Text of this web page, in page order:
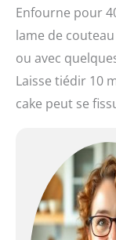
Enfourne pour
lame de
ou avec
Laisse tiédir 10
cake peut se